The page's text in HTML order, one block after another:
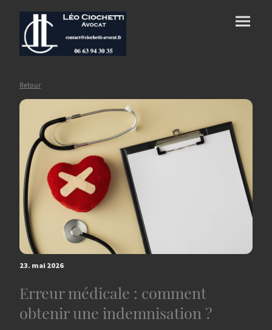
Retour
23. mai 2026
Erreur médicale : comment
obtenir une indemnisation ?